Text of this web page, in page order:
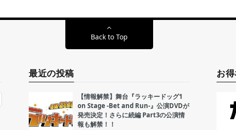
Back to Top
最近の投稿
【情報解禁】舞台『ラッキードッグ1
on Stage -Bet and Run-』公演DVDが
発売決定！さらに続編 Part3の公演情
報も解禁！！
お